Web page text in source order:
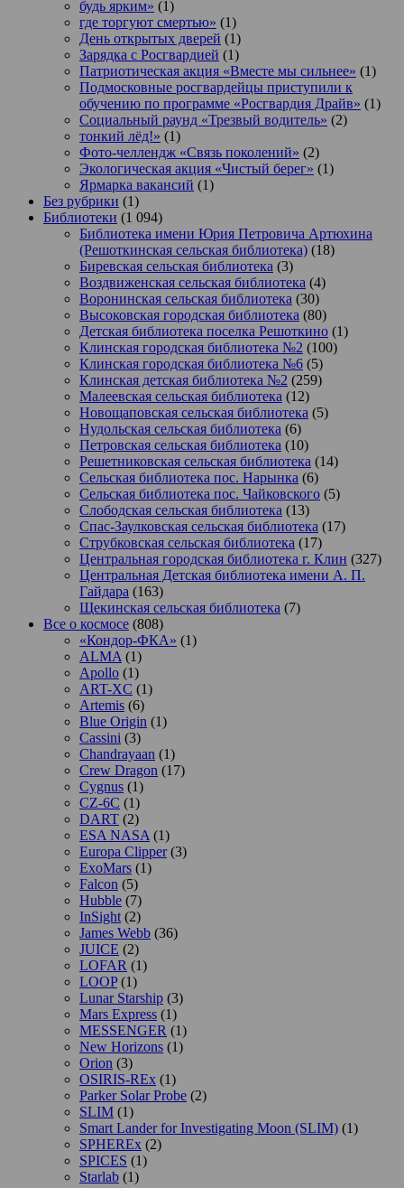
будь ярким» (1)
где торгуют смертью» (1)
День открытых дверей (1)
Зарядка с Росгвардией (1)
Патриотическая акция «Вместе мы сильнее» (1)
Подмосковные росгвардейцы приступили к
обучению по программе «Росгвардия Драйв» (1)
Социальный раунд «Трезвый водитель» (2)
тонкий лёд!» (1)
Фото-челлендж «Связь поколений» (2)
Экологическая акция «Чистый берег» (1)
Ярмарка вакансий (1)
Без рубрики (1)
Библиотеки (1 094)
Библиотека имени Юрия Петровича Артюхина
(Решоткинская сельская библиотека) (18)
Биревская сельская библиотека (3)
Воздвиженская сельская библиотека (4)
Воронинская сельская библиотека (30)
Высоковская городская библиотека (80)
Детская библиотека поселка Решоткино (1)
Клинская городская библиотека №2 (100)
Клинская городская библиотека №6 (5)
Клинская детская библиотека №2 (259)
Малеевская сельская библиотека (12)
Новощаповская сельская библиотека (5)
Нудольская сельская библиотека (6)
Петровская сельская библиотека (10)
Решетниковская сельская библиотека (14)
Сельская библиотека пос. Нарынка (6)
Сельская библиотека пос. Чайковского (5)
Слободская сельская библиотека (13)
Спас-Заулковская сельская библиотека (17)
Струбковская сельская библиотека (17)
Центральная городская библиотека г. Клин (327)
Центральная Детская библиотека имени А. П.
Гайдара (163)
Щекинская сельская библиотека (7)
Все о космосе (808)
«Кондор-ФКА» (1)
ALMA (1)
Apollo (1)
ART-XC (1)
Artemis (6)
Blue Origin (1)
Cassini (3)
Chandrayaan (1)
Crew Dragon (17)
Cygnus (1)
CZ-6C (1)
DART (2)
ESA NASA (1)
Europa Clipper(3)
ExoMars (1)
Falcon (5)
Hubble (7)
InSight (2)
James Webb (36)
JUICE (2)
LOFAR (1)
LOOP(1)
Lunar Starship (3)
Mars Express (1)
MESSENGER (1)
New Horizons (1)
Orion (3)
OSIRIS-REx (1)
Parker Solar Probe (2)
SLIM (1)
Smart Lander for Investigating Moon (SLIM) (1)
SPHEREx (2)
SPICES (1)
Starlab (1)